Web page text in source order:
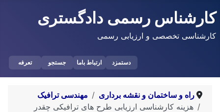
کارشناس رسمی دادگستری
کارشناسی تخصصی و ارزیابی رسمی
دستمزد ارتباط باما جستجو تعرفه
راه و ساختمان و نقشه برداری
مهندسی ترافیک
هزینه کارشناسی ارزیابی طرح های ترافیکی چقدر